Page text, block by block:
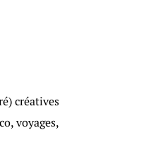
créatives
voyages,